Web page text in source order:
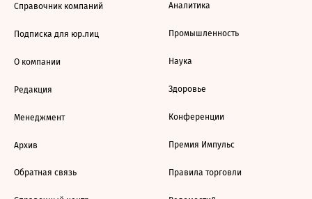
Справочник компаний
Подписка для юр.лиц
О компании
Редакция
Менеджмент
Архив
Обратная связь
Аналитика
Промышленность
Наука
Здоровье
Конференции
Премия Импульс
Правила торговли